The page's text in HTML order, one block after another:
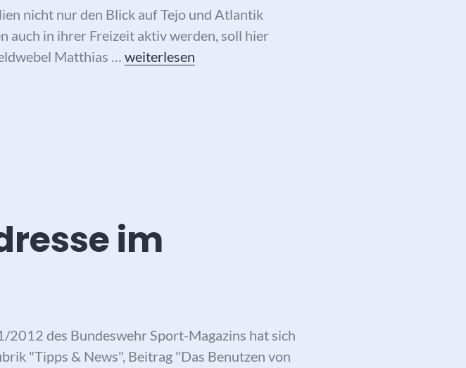
nicht nur den Blick auf Tejo und Atlantik
auch in ihrer Freizeit aktiv werden, soll hier
Matthias … JFC Lisbon: Sonne, Sand und sportliche Ambitionen
weiterlesen
im
2012 des Bundeswehr Sport-Magazins hat sich
"Tipps & News", Beitrag "Das Benutzen von